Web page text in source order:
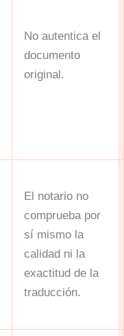
No autentica el
documento
original.
El notario no
comprueba por
sí mismo la
calidad ni la
exactitud de la
traducción.